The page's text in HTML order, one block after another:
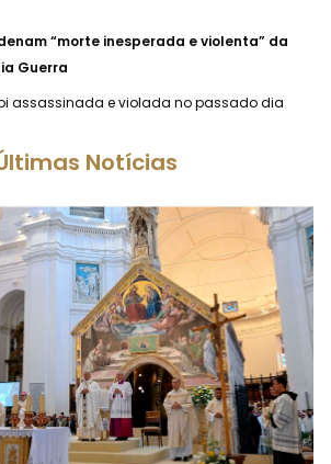
“morte inesperada e violenta” da
Guerra
assassinada e violada no passado dia
Notícias